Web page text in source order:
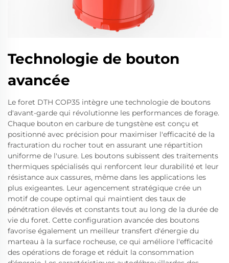
Technologie de bouton
avancée
Le foret DTH COP35 intègre une technologie de boutons
d'avant-garde qui révolutionne les performances de forage.
Chaque bouton en carbure de tungstène est conçu et
positionné avec précision pour maximiser l'efficacité de la
fracturation du rocher tout en assurant une répartition
uniforme de l'usure. Les boutons subissent des traitements
thermiques spécialisés qui renforcent leur durabilité et leur
résistance aux cassures, même dans les applications les
plus exigeantes. Leur agencement stratégique crée un
motif de coupe optimal qui maintient des taux de
pénétration élevés et constants tout au long de la durée de
vie du foret. Cette configuration avancée des boutons
favorise également un meilleur transfert d'énergie du
marteau à la surface rocheuse, ce qui améliore l'efficacité
des opérations de forage et réduit la consommation